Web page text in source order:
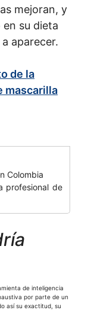
mejoran, y
su dieta
aparecer.
de la
mascarilla
Colombia
profesional de
de inteligencia
por parte de un
así su exactitud, su